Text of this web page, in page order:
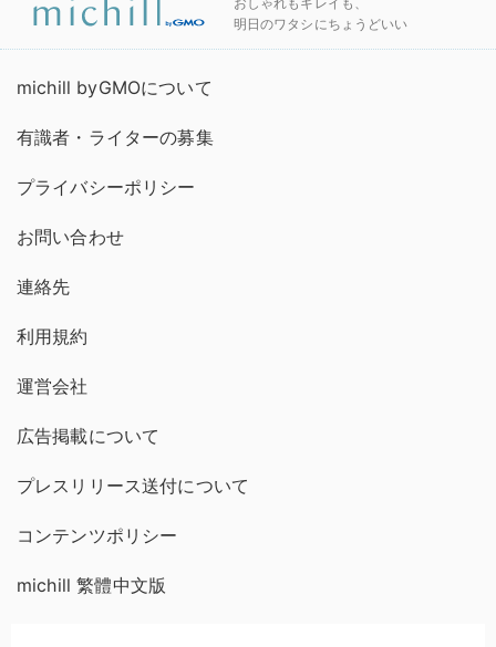
明日のワタシにちょうどいい
michill byGMOについて
有識者・ライターの募集
プライバシーポリシー
お問い合わせ
連絡先
利用規約
運営会社
広告掲載について
プレスリリース送付について
コンテンツポリシー
michill 繁體中文版